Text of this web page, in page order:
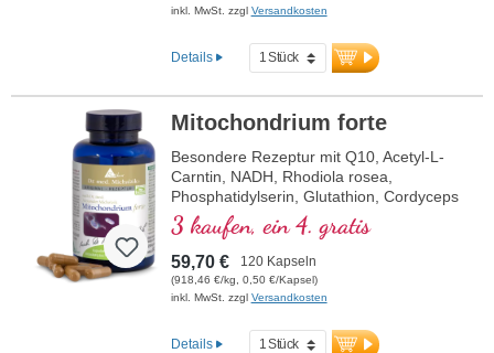
inkl. MwSt. zzgl Versandkosten
Details
Mitochondrium forte
Besondere Rezeptur mit Q10, Acetyl-L-
Carntin, NADH, Rhodiola rosea,
Phosphatidylserin, Glutathion, Cordyceps
und Kupfer, welches zu einem normalen
Stoffwechsel zur Energiegewinnung
beiträgt (in Form von ATP in der
Zellatmungskette).
3 kaufen, ein 4. gratis
59,70 € 120 Kapseln
(918,46 €/kg, 0,50 €/Kapsel)
inkl. MwSt. zzgl Versandkosten
Details